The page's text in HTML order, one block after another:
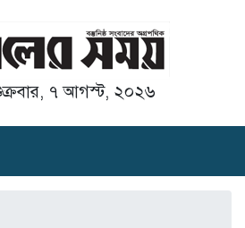
৭ আগস্ট, ২০২৬